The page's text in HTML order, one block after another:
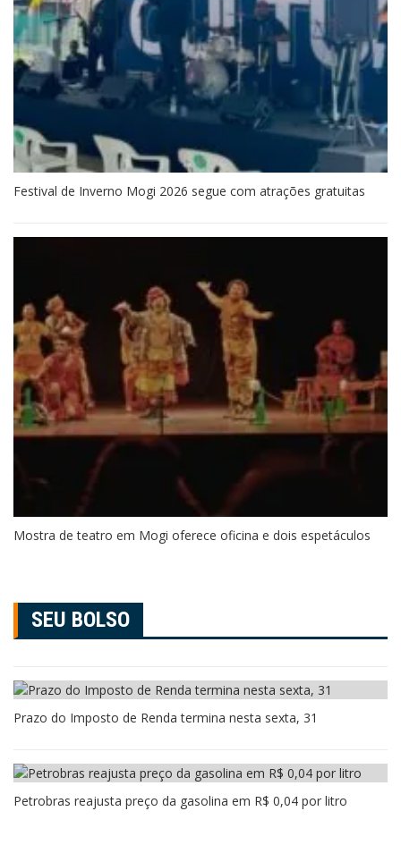
Festival de Inverno Mogi 2026 segue com atrações gratuitas
Mostra de teatro em Mogi oferece oficina e dois espetáculos
SEU BOLSO
Prazo do Imposto de Renda termina nesta sexta, 31
Petrobras reajusta preço da gasolina em R$ 0,04 por litro